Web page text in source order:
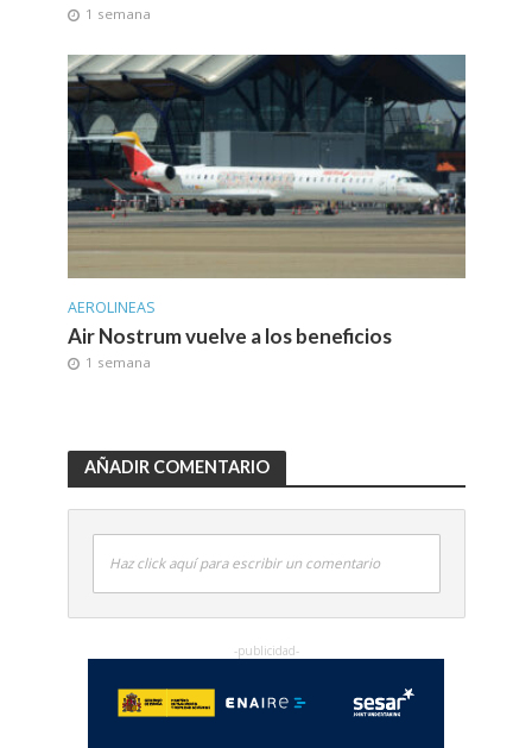
1 semana
AEROLINEAS
Air Nostrum vuelve a los beneficios
1 semana
AÑADIR COMENTARIO
Haz click aquí para escribir un comentario